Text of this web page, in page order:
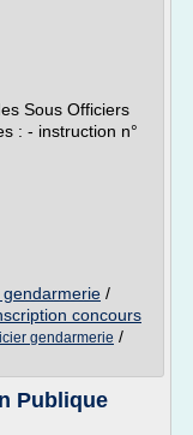
Sous Officiers
: - instruction n°
/
concours
gendarmerie /
Publique